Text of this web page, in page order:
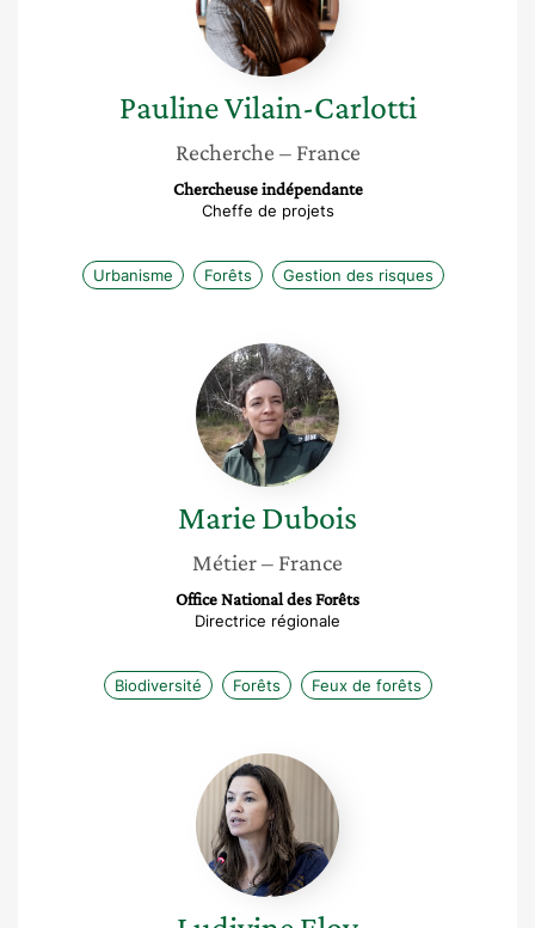
PaulineVilain-Carlotti
Recherche – France
Chercheuse indépendante
Cheffe de projets
Urbanisme Forêts Gestion des risques
Marie
Dubois
MarieDubois
Métier– France
Office National des Forêts
Directrice régionale
Biodiversité Forêts Feux de forêts
Ludivine
Eloy